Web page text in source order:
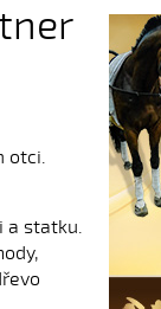
otci.
a statku.